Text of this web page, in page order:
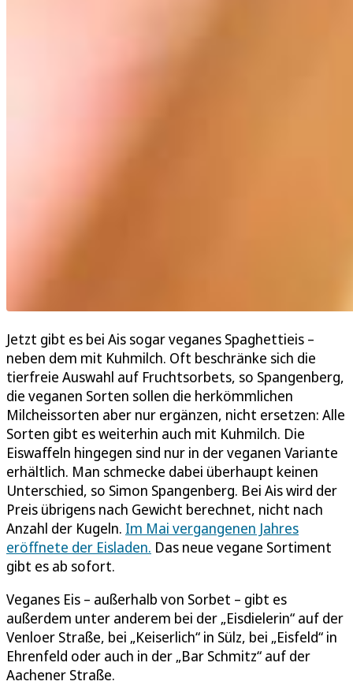
Jetzt gibt es bei Ais sogar veganes Spaghettieis –
neben dem mit Kuhmilch. Oft beschränke sich die
tierfreie Auswahl auf Fruchtsorbets, so Spangenberg,
die veganen Sorten sollen die herkömmlichen
Milcheissorten aber nur ergänzen, nicht ersetzen: Alle
Sorten gibt es weiterhin auch mit Kuhmilch. Die
Eiswaffeln hingegen sind nur in der veganen Variante
erhältlich. Man schmecke dabei überhaupt keinen
Unterschied, so Simon Spangenberg. Bei Ais wird der
Preis übrigens nach Gewicht berechnet, nicht nach
Anzahl der Kugeln. Im Mai vergangenen Jahres
eröffnete der Eisladen. Das neue vegane Sortiment
gibt es ab sofort.
Veganes Eis – außerhalb von Sorbet – gibt es
außerdem unter anderem bei der „Eisdielerin“ auf der
Venloer Straße, bei „Keiserlich“ in Sülz, bei „Eisfeld“ in
Ehrenfeld oder auch in der „Bar Schmitz“ auf der
Aachener Straße.